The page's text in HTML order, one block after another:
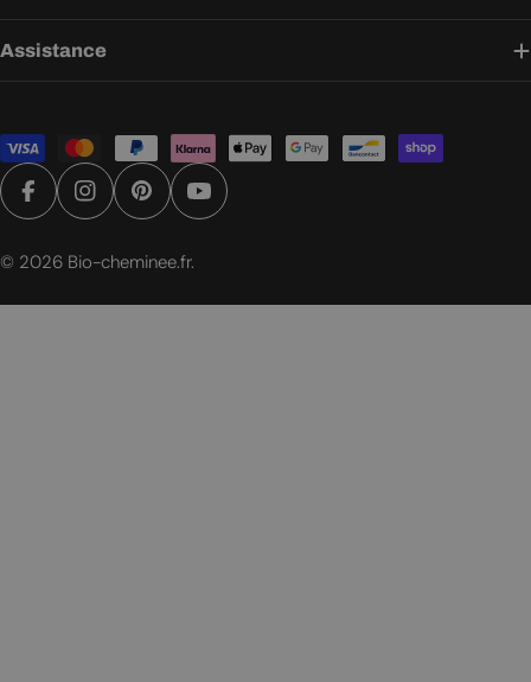
Assistance
Modes
de
paiement
FacebookInstagramPinterestYouTube
© 2026 Bio-cheminee.fr.